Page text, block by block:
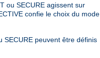
ou SECURE agissent sur
confie le choix du mode
SECURE peuvent être définis